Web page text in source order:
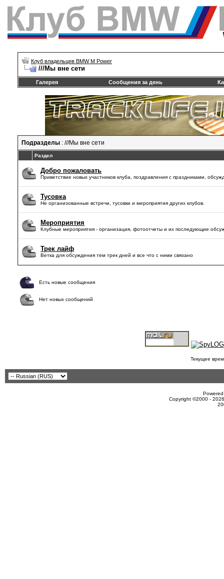
Клуб владельцев BMW M Power
///Mы вне сети
Галерея Сообщения за день
Подразделы : ///Mы вне сети
Раздел
Добро пожаловать
Приветствие новых участников клуба, поздравления с праздниками,
Тусовка
Не организованные встречи, тусовки и мероприятия других клубов.
Мероприятия
Клубные мероприятия - организация, фотоотчеты и их последующие
Трек лайф
Ветка для обсуждения тем трек дней и все что с ними связано
Есть новые сообщения
Нет новых сообщений
Текущее
Copyright ©2000 -